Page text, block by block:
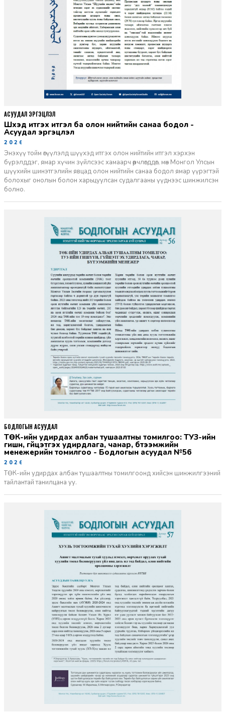
Шүүхэд итгэх итгэл ба олон нийтийн санаа бодол -
Асуудал эргэцүүлэл
2026-06-11
Энэхүү тойм өгүүлэлд шүүхэд итгэх олон нийтийн итгэл хэрхэн
бүрэлддэг, ямар хүчин зүйлсээс хамаарч өөрчлөгддөг, мөн Монгол Улсын
шүүхийн шинэтгэлийн явцад олон нийтийн санаа бодол ямар үүрэгтэй
болохыг онолын болон харьцуулсан судалгааны үүднээс шинжилсэн
болно.
АСУУДАЛ ЭРГЭЦҮҮЛЭЛ
ТӨК-ийн удирдах албан тушаалтны томилгоо: ТУЗ-ийн
гишүүн, гүйцэтгэх удирдлага, чанар, бүтээмжийн
менежерийн томилгоо - Бодлогын асуудал №56
2026-06-02
ТӨК-ийн удирдах албан тушаалтны томилгоонд хийсэн шинжилгээний
тайлантай танилцана уу.
БОДЛОГЫН АСУУДАЛ